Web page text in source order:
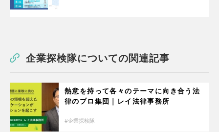
企業探検隊についての関連記事
熱意を持って各々のテーマに向き合う法
律のプロ集団｜レイ法律事務所
企業探検隊